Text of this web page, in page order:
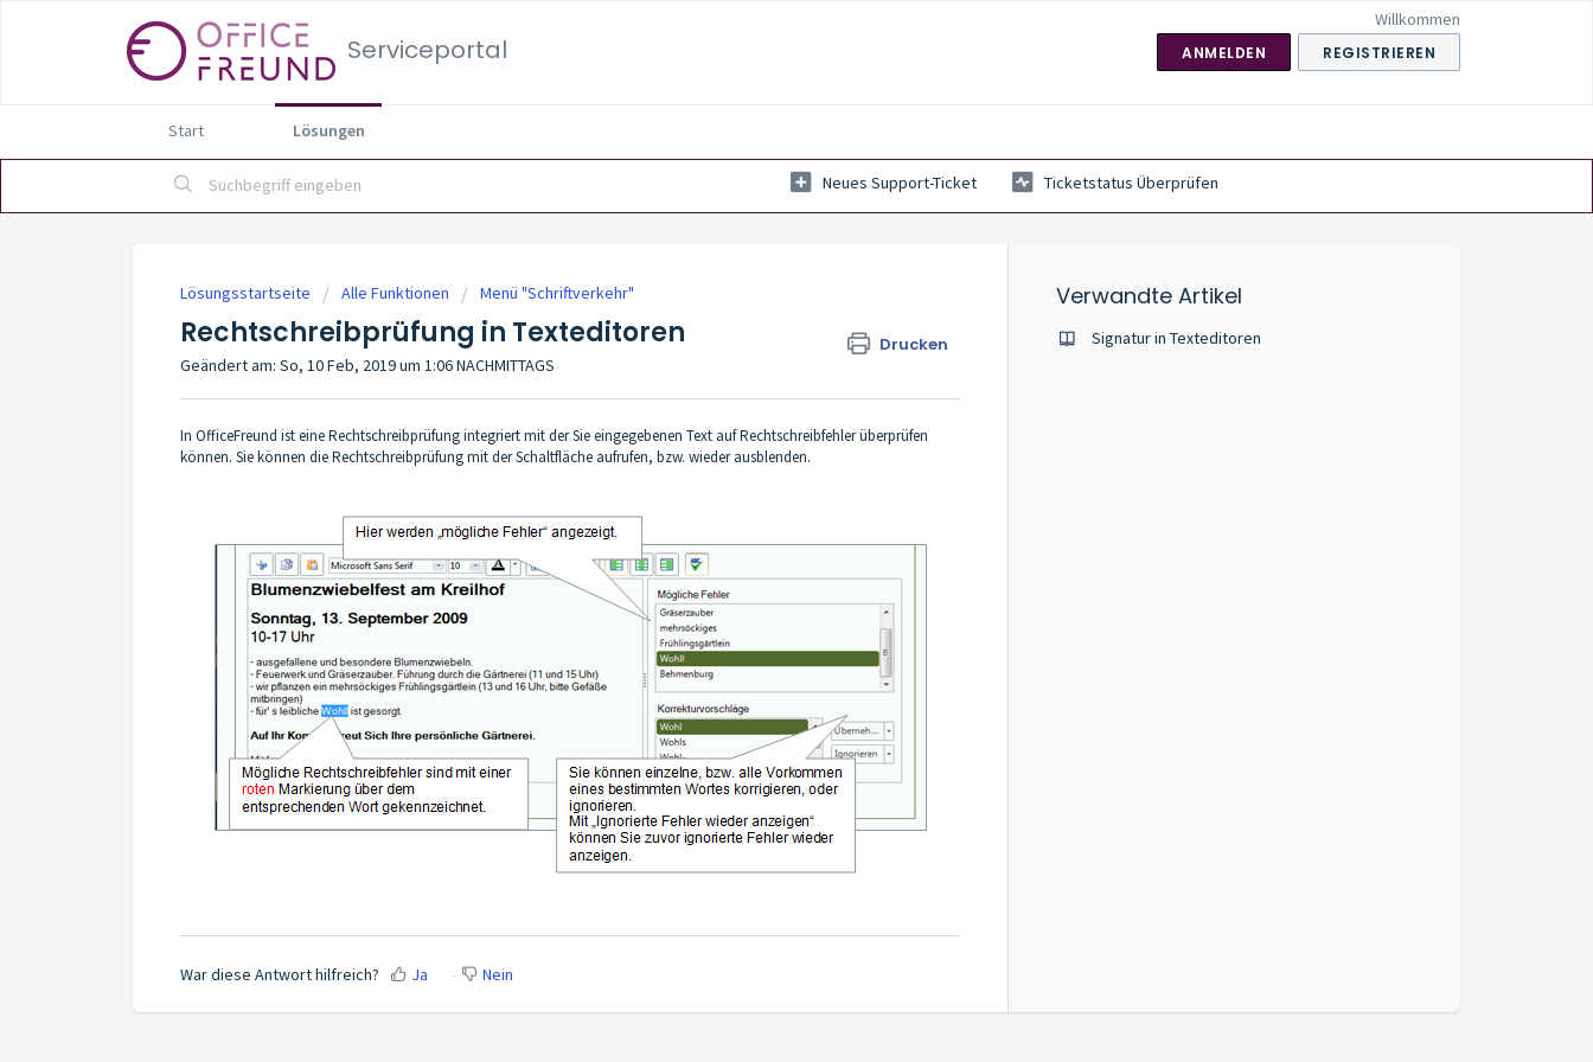
Serviceportal
Willkommen
ANMELDEN REGISTRIEREN
Start Lösungen
Neues Support-Ticket Ticketstatus Überprüfen
Lösungsstartseite Alle Funktionen Menü "Schriftverkehr"
Rechtschreibprüfung in Texteditoren Drucken
Geändert am: So, 10 Feb, 2019 um 1:06 NACHMITTAGS
In OfficeFreund ist eine Rechtschreibprüfung integriert mit der Sie eingegebenen Text auf Rechtschreibfehler überprüfen
können. Sie können die Rechtschreibprüfung mit der Schaltfläche aufrufen, bzw. wieder ausblenden.
War diese Antwort hilfreich? Ja Nein
Verwandte Artikel
Signatur in Texteditoren